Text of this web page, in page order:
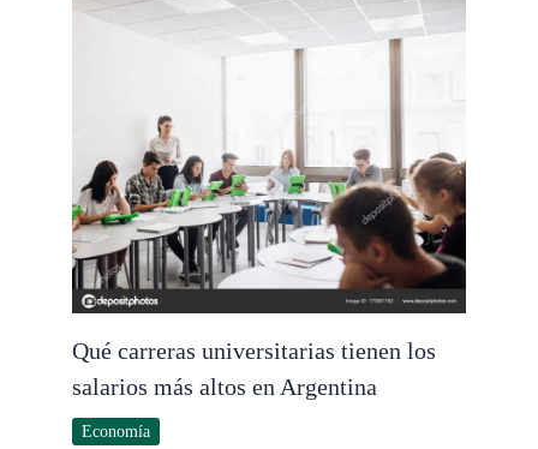
Qué carreras universitarias tienen los
salarios más altos en Argentina
Economía